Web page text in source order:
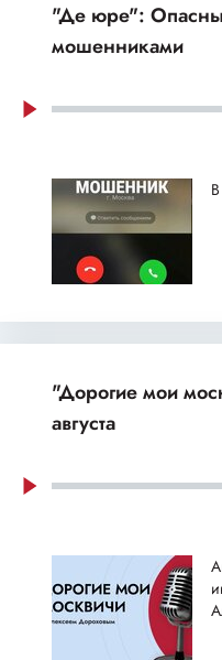
"Де юре":
мошенниками
"Дорогие мои
августа